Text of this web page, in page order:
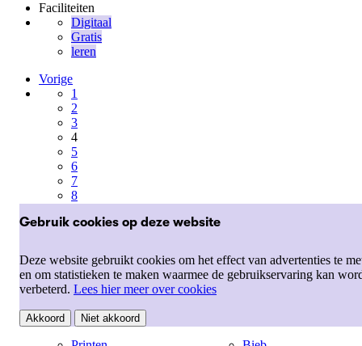
Gebruik cookies op deze website
Deze website gebruikt cookies om het effect van advertenties te
en om statistieken te maken waarmee de gebruikservaring kan
verbeterd. Lees hier meer over cookies
Akkoord Niet akkoord
Faciliteiten
Digitaal
Gratis
leren
Vorige
1
2
3
4
5
6
7
8
10
21
Volgende
Snel naar